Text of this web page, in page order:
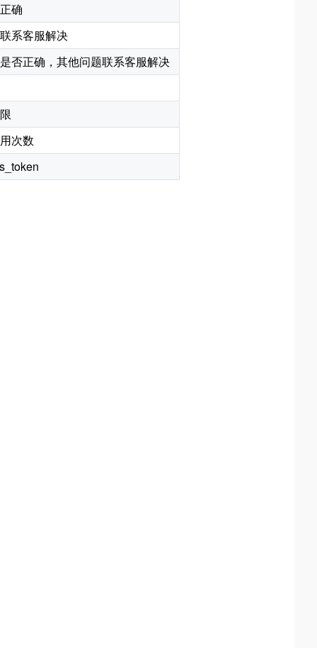
确
系客服解决
否正确，其他问题联系客服解决
次数